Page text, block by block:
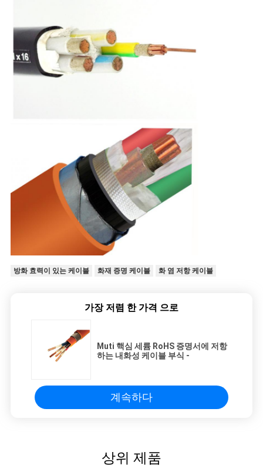
보
호
방화 효력이 있는 케이블 화재 증명 케이블 화 염 저항 케이블
가장 저렴 한 가격 으로
Muti 핵심 세륨 RoHS 증명서에 저항
하는 내화성 케이블 부식 -
계속하다
상위 제품